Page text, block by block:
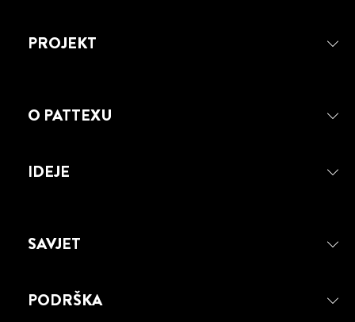
PROJEKT
O PATTEXU
IDEJE
SAVJET
PODRŠKA